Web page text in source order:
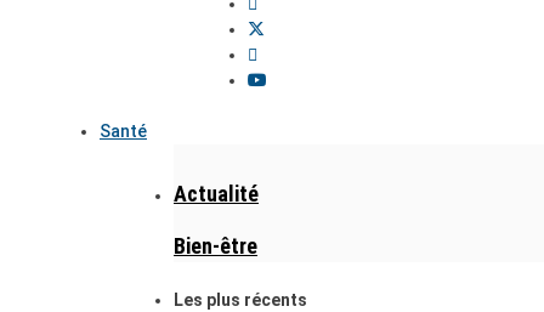
Santé
Actualité
Bien-être
Les plus récents